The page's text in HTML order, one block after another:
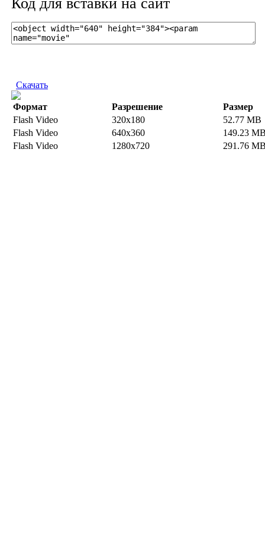
Скачать
Формат Разрешение
Размер
Flash Video
320x180
52.77 MB
Flash Video
640x360
149.23
Flash Video
1280x720 291.76